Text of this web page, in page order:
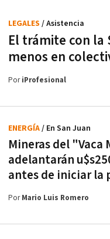
El trámite con la
menos en
LEGALES / Asistencia
PoriProfesional
Mineras del
adelantarán
antes de iniciar la
ENERGÍA/ En San Juan
PorMario Luis Romero